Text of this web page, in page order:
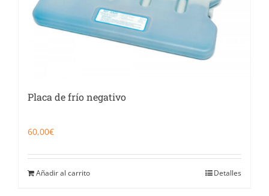
Placa de frío negativo
60,00€
Añadir al carrito Detalles